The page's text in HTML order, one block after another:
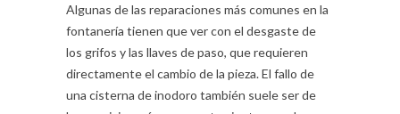
Algunas de las reparaciones más comunes en la
fontanería tienen que ver con el desgaste de
los grifos y las llaves de paso, que requieren
directamente el cambio de la pieza. El fallo de
una cisterna de inodoro también suele ser de